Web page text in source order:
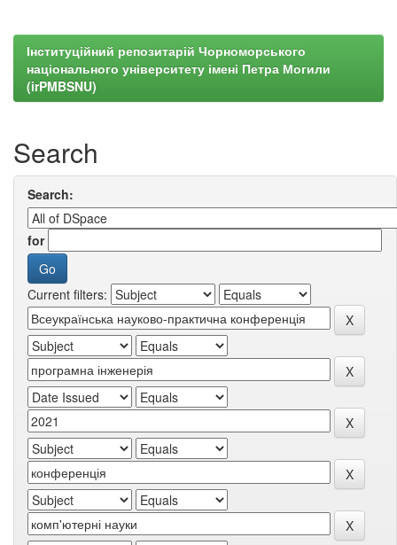
Інституційний репозитарій Чорноморського
національного університету імені Петра Могили
(irPMBSNU)
Search
Search:
for
Current filters: